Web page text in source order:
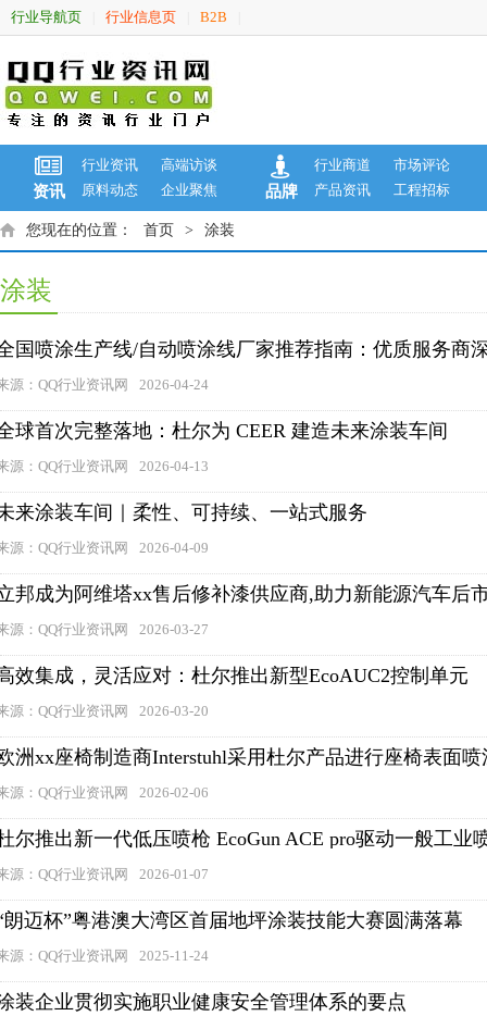
行业导航页 行业信息页 B2B
资讯
行业资讯
高端访谈
原料动态
企业聚焦 品牌
行业商道
市场评论
产品资讯
工程招标
您现在的位置： 首页 > 涂装
涂装
国喷涂生产线/自动喷涂线厂家推荐指南：优质服务商
源：QQ行业资讯网 2026-04-24
球首次完整落地：杜尔为 CEER 建造未来涂装车间
源：QQ行业资讯网 2026-04-13
来涂装车间｜柔性、可持续、一站式服务
源：QQ行业资讯网 2026-04-09
邦成为阿维塔xx售后修补漆供应商,助力新能源汽车后
源：QQ行业资讯网 2026-03-27
效集成，灵活应对：杜尔推出新型EcoAUC2控制单元
源：QQ行业资讯网 2026-03-20
洲xx座椅制造商Interstuhl采用杜尔产品进行座椅表面喷
源：QQ行业资讯网 2026-02-06
尔推出新一代低压喷枪 EcoGun ACE pro驱动一般工业
源：QQ行业资讯网 2026-01-07
朗迈杯”粤港澳大湾区首届地坪涂装技能大赛圆满落幕
源：QQ行业资讯网 2025-11-24
装企业贯彻实施职业健康安全管理体系的要点